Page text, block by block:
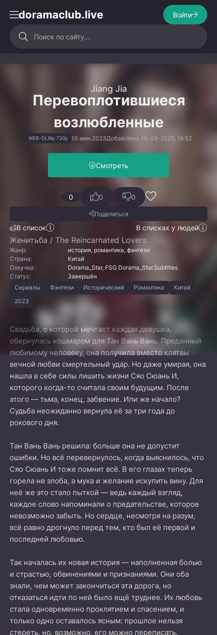
doramaclub.live Войти
Jiang Jia
Перевоплотившиеся
возлюбленные
WEB-DLRip 720p 10 мин.2023Добавлено: 15-09-2025, 16:52
Смотреть
0
В список В списках у людей
0 0
Поделиться
Женитьба / The Reincarnated Lovers
Жанр:
история, романтика, фэнтези
Страна:
Китай
Озвучка:
Dorama_Star, FSG Dorama_Star.Subtitles
Статус:
Завершён
Сериалы
Фэнтези Исторический Романтика
Китай
2023
Свадьба, о которой мечтает каждая девушка,
обернулась кошмаром для Тан Вань Вань. Преданный
любимому человеку, она получила вместо клятвы
вечной любви смертельный удар. Но даже умирая, она
нашла в себе силы лишить жизни Сяо Сюань И,
которого когда-то считала своим будущим. После
этого — тьма, конец, забвение. Или же начало?
Судьба неожиданно вернула её за три года до
рокового дня.
Тан Вань Вань решила: больше она не допустит
ошибки. Но всё перевернулось, когда выяснилось, что
Сяо Сюань И тоже помнит всё. В его глазах теперь
горела не злоба, а мука и желание искупить вину. Для
неё же это стало пыткой — ведь каждый взгляд,
каждое слово напоминали о предательстве, которое
невозможно забыть. Но сердце, несмотря на разум,
всё равно дрогнуло перед тем, кто был её первой и
последней любовью.
Так началась их новая история — наполненная болью
и страстью, обвинениями и признаниями. Они оба
знали, чем может закончиться эта дорога, но
отказаться идти по ней было ещё труднее. Их любовь
стала одновременно проклятием и спасением, и
только одно оставалось ясным: прошлое нельзя
стереть, но, возможно, его можно переписать.